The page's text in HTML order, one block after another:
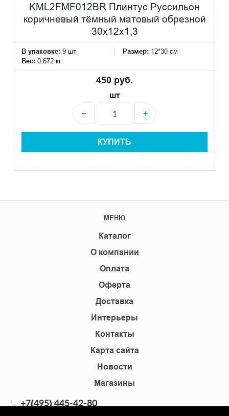
KML2FMF012BR Плинтус Руссильон
коричневый тёмный матовый обрезной
30x12x1,3
В упаковке: 9 шт Размер: 12*30 см
Вес: 0.672 кг
450 руб.
шт
−
+
КУПИТЬ
МЕНЮ
Каталог
О компании
Оплата
Оферта
Доставка
Интерьеры
Контакты
Карта сайта
Новости
Магазины
+7(495) 445-42-80